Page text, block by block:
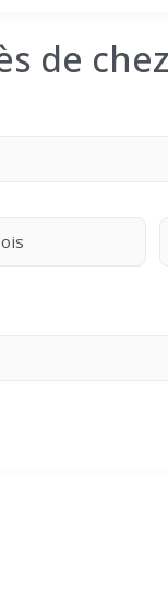
de